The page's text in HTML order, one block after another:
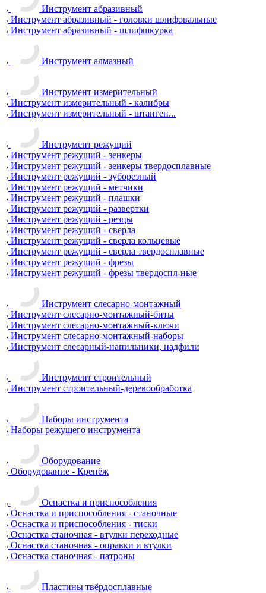
Инструмент абразивный
Инструмент абразивный - головки шлифовальные
Инструмент абразивный - шлифшкурка
Инструмент алмазный
Инструмент измерительный
Инструмент измерительный - калибры
Инструмент измерительный - штанген...
Инструмент режущий
Инструмент режущий - зенкеры
Инструмент режущий - зенкеры твердосплавные
Инструмент режущий - зуборезный
Инструмент режущий - метчики
Инструмент режущий - плашки
Инструмент режущий - развертки
Инструмент режущий - резцы
Инструмент режущий - сверла
Инструмент режущий - сверла кольцевые
Инструмент режущий - сверла твердосплавные
Инструмент режущий - фрезы
Инструмент режущий - фрезы твердоспл-ные
Инструмент слесарно-монтажный
Инструмент слесарно-монтажный-биты
Инструмент слесарно-монтажный-ключи
Инструмент слесарно-монтажный-наборы
Инструмент слесарный-напильники, надфили
Инструмент строительный
Инструмент строительный-деревообработка
Наборы инструмента
Наборы режущего инструмента
Оборудование
Оборудование - Крепёж
Оснастка и приспособления
Оснастка и приспособления - станочные
Оснастка и приспособления - тиски
Оснастка станочная - втулки переходные
Оснастка станочная - оправки и втулки
Оснастка станочная - патроны
Пластины твёрдосплавные